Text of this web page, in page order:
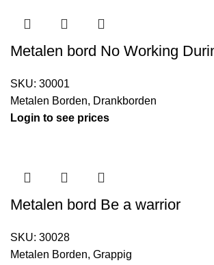
Metalen bord No Working
SKU: 30001
Metalen Borden, Drankborden
Login to see prices
Metalen bord Be a warrior
SKU: 30028
Metalen Borden, Grappig